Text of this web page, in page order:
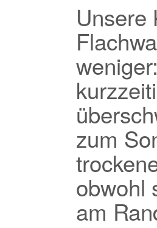
Unsere
zum
obwohl
am